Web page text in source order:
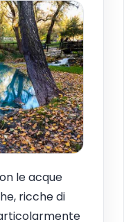
le acque
ricche di